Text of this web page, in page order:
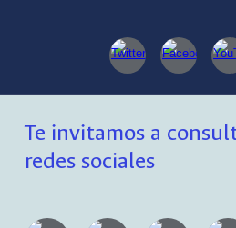
Te invitamos a
redes sociales